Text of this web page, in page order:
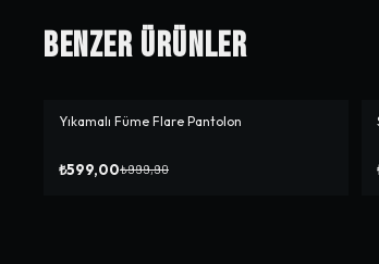
Benzer Ürünler
-%40
Yıkamalı Füme Flare Pantolon
₺599,00₺999,90